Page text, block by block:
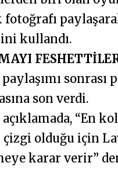
kullandı.
paylaşımı
son verdi.
açıklamada, “En
çizgi olduğu için
karar verir”